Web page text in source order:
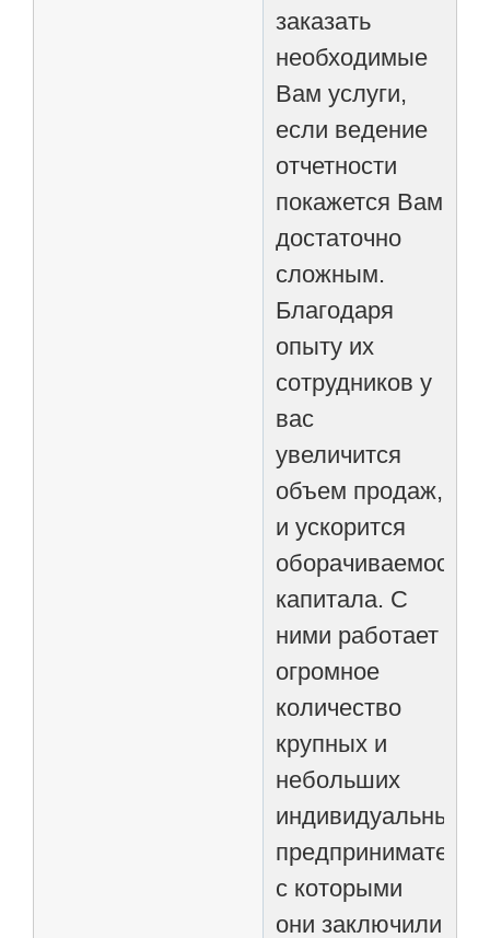
заказать
необходимые
Вам услуги,
если ведение
отчетности
покажется Вам
достаточно
сложным.
Благодаря
опыту их
сотрудников у
вас
увеличится
объем продаж,
и ускорится
оборачиваемость
капитала. С
ними работает
огромное
количество
крупных и
небольших
индивидуальных
с которыми
они заключили